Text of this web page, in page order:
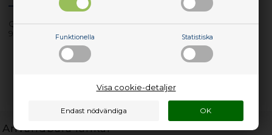
Funktionella Statistiska
Visa cookie-detaljer
QHI6504P CX3
949595163-00
Användbara länkar